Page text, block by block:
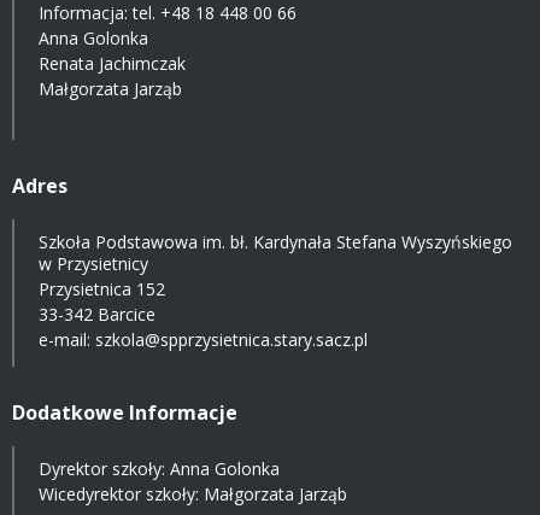
Informacja: tel. +48 18 448 00 66
Anna Golonka
Renata Jachimczak
Małgorzata Jarząb
Adres
Szkoła Podstawowa im. bł. Kardynała Stefana Wyszyńskiego
w Przysietnicy
Przysietnica 152
33-342 Barcice
e-mail: szkola@spprzysietnica.stary.sacz.pl
Dodatkowe Informacje
Dyrektor szkoły: Anna Golonka
Wicedyrektor szkoły: Małgorzata Jarząb